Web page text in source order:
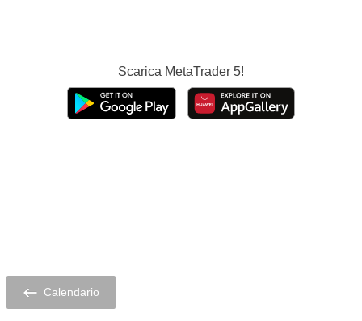
Calendario
Scarica MetaTrader 5!